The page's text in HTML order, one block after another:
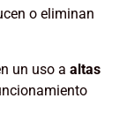
o eliminan
un uso a altas